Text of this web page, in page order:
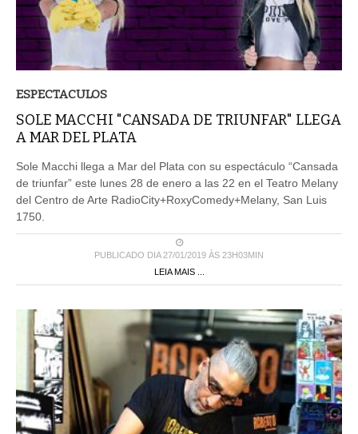
ESPECTACULOS
SOLE MACCHI "CANSADA DE TRIUNFAR" LLEGA
A MAR DEL PLATA
Sole Macchi llega a Mar del Plata con su espectáculo “Cansada
de triunfar” este lunes 28 de enero a las 22 en el Teatro Melany
del Centro de Arte RadioCity+RoxyComedy+Melany, San Luis
1750.
PUBLICADO DIA 27/01/2019 ÀS 23H03MIN
LEIA MAIS ...